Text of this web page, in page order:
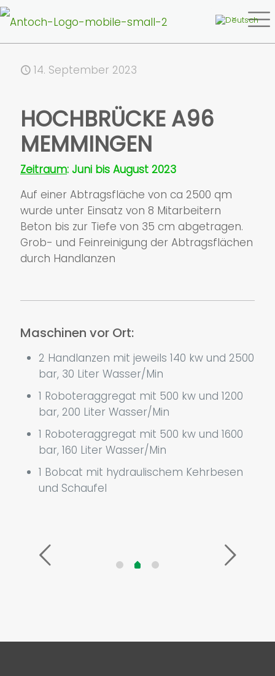
14. September 2023
HOCHBRÜCKE A96
MEMMINGEN
Zeitraum: Juni bis August 2023
Auf einer Abtragsfläche von ca 2500 qm
wurde unter Einsatz von 8 Mitarbeitern
Beton bis zur Tiefe von 35 cm abgetragen.
Grob- und Feinreinigung der Abtragsflächen
durch Handlanzen
Maschinen vor Ort:
2 Handlanzen mit jeweils 140 kw und 2500
bar, 30 Liter Wasser/Min
1 Roboteraggregat mit 500 kw und 1200
bar, 200 Liter Wasser/Min
1 Roboteraggregat mit 500 kw und 1600
bar, 160 Liter Wasser/Min
1 Bobcat mit hydraulischem Kehrbesen
und Schaufel